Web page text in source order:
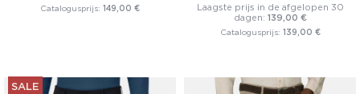
Catalogusprijs: 149,00 €
Laagste prijs in de afgelopen 30
dagen: 139,00 €
Catalogusprijs: 139,00 €
SALE